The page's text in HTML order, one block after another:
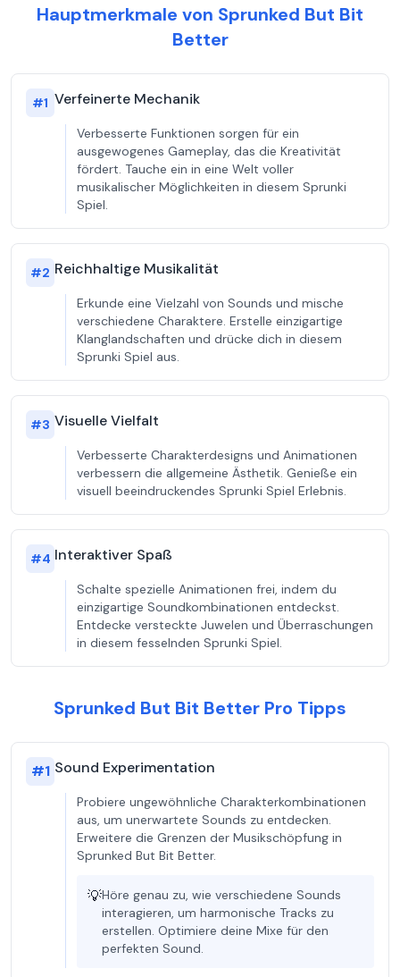
Hauptmerkmale von Sprunked But Bit
Better
#1 Verfeinerte Mechanik
Verbesserte Funktionen sorgen für ein
ausgewogenes Gameplay, das die Kreativität
fördert. Tauche ein in eine Welt voller
musikalischer Möglichkeiten in diesem Sprunki
Spiel.
#2 Reichhaltige Musikalität
Erkunde eine Vielzahl von Sounds und mische
verschiedene Charaktere. Erstelle einzigartige
Klanglandschaften und drücke dich in diesem
Sprunki Spiel aus.
#3 Visuelle Vielfalt
Verbesserte Charakterdesigns und Animationen
verbessern die allgemeine Ästhetik. Genieße ein
visuell beeindruckendes Sprunki Spiel Erlebnis.
#4 Interaktiver Spaß
Schalte spezielle Animationen frei, indem du
einzigartige Soundkombinationen entdeckst.
Entdecke versteckte Juwelen und Überraschungen
in diesem fesselnden Sprunki Spiel.
Sprunked But Bit Better Pro Tipps
#1 Sound Experimentation
Probiere ungewöhnliche Charakterkombinationen
aus, um unerwartete Sounds zu entdecken.
Erweitere die Grenzen der Musikschöpfung in
Sprunked But Bit Better.
💡Höre genau zu, wie verschiedene Sounds
interagieren, um harmonische Tracks zu
erstellen. Optimiere deine Mixe für den
perfekten Sound.